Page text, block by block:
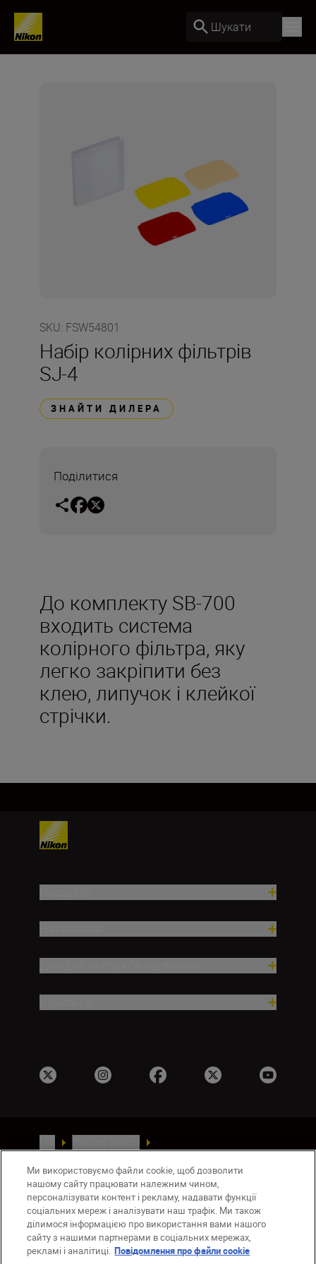
Шукати
SKU: FSW54801
Набір колірних фільтрів
SJ-4
ЗНАЙТИ ДИЛЕРА
Поділитися
До комплекту SB-700
входить система
колірного фільтра, яку
легко закріпити без
клею, липучок і клейкої
стрічки.
Умови використання
Повідомлення про файли cookie
Налаштування Cookie
© 2026 Nikon
Ми використовуємо файли cookie, щоб дозволити
нашому сайту працювати належним чином,
персоналізувати контент і рекламу, надавати функції
соціальних мереж і аналізувати наш трафік. Ми також
ділимося інформацією про використання вами нашого
сайту з нашими партнерами в соціальних мережах,
рекламі і аналітиці. Повідомлення про файли cookie